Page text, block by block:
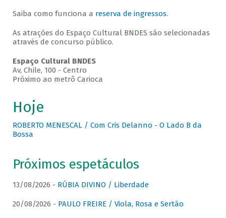
Saiba como funciona a reserva de ingressos.
As atrações do Espaço Cultural BNDES são selecionadas
através de concurso público.
Espaço Cultural BNDES
Av, Chile, 100 - Centro
Próximo ao metrô Carioca
Hoje
ROBERTO MENESCAL / Com Cris Delanno - O Lado B da
Bossa
Próximos espetáculos
13/08/2026 - RÚBIA DIVINO / Liberdade
20/08/2026 - PAULO FREIRE / Viola, Rosa e Sertão